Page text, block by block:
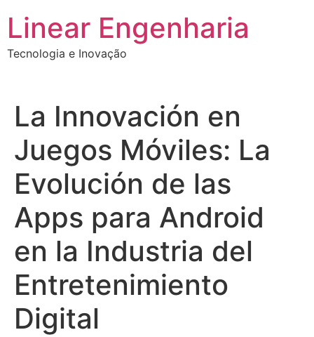
conteúdo
Linear Engenharia
Tecnologia e Inovação
La Innovación en
Juegos Móviles: La
Evolución de las
Apps para Android
en la Industria del
Entretenimiento
Digital